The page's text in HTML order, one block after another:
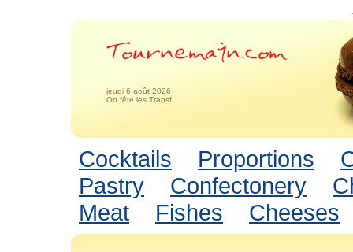
jeudi 6 août 2026
On fête les Transf.
Cocktails Proportions
Pastry
Confectonery
Meat
Fishes Cheeses